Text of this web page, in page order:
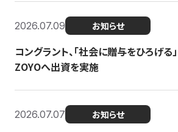
2026.07.09 お知らせ
コングラント、「社会に贈与をひろげ
ZOYOへ出資を実施
2026.07.07 お知らせ